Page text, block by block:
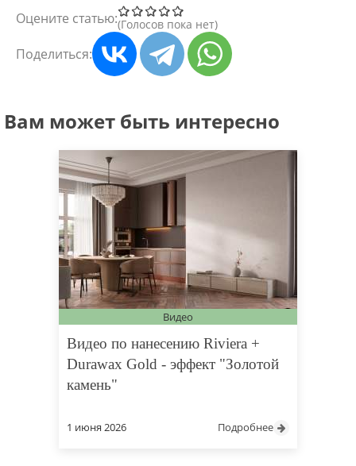
Оцените статью: Голосов пока нет
Поделиться:
Вам может быть интересно
Видео
Видео по нанесению Riviera +
Durawax Gold - эффект "Золотой
камень"
1 июня 2026 Подробнее